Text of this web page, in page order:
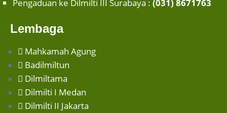
Pengaduan ke Dilmilti III Surabaya : (031) 8671763
Lembaga
Mahkamah Agung
Badilmiltun
Dilmiltama
Dilmilti I Medan
Dilmilti II Jakarta